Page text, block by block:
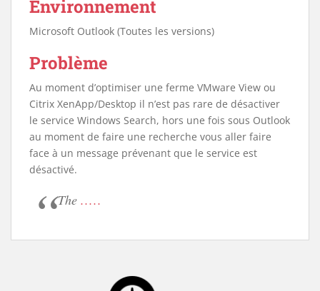
Environnement
Microsoft Outlook (Toutes les versions)
Problème
Au moment d’optimiser une ferme VMware View ou
Citrix XenApp/Desktop il n’est pas rare de désactiver
le service Windows Search, hors une fois sous Outlook
au moment de faire une recherche vous aller faire
face à un message prévenant que le service est
désactivé.
The .....